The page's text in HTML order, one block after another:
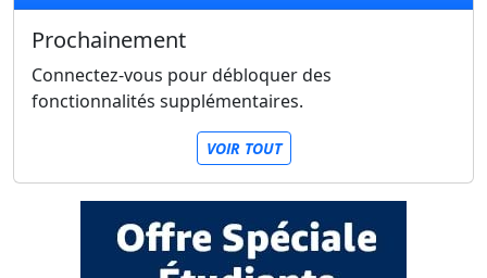
Prochainement
Connectez-vous pour débloquer des
fonctionnalités supplémentaires.
VOIR TOUT